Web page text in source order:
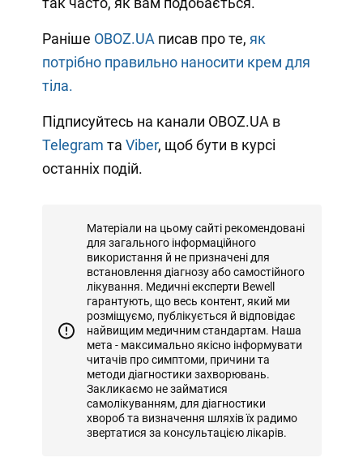
Раніше OBOZ.UA писав про те, як
потрібно правильно наносити крем для
тіла.
Підписуйтесь на канали OBOZ.UA в
Telegram та Viber, щоб бути в курсі
останніх подій.
Матеріали на цьому сайті рекомендовані
для загального інформаційного
використання й не призначені для
встановлення діагнозу або самостійного
лікування. Медичні експерти Bewell
гарантують, що весь контент, який ми
розміщуємо, публікується й відповідає
найвищим медичним стандартам. Наша
мета - максимально якісно інформувати
читачів про симптоми, причини та
методи діагностики захворювань.
Закликаємо не займатися
самолікуванням, для діагностики
хвороб та визначення шляхів їх радимо
звертатися за консультацією лікарів.